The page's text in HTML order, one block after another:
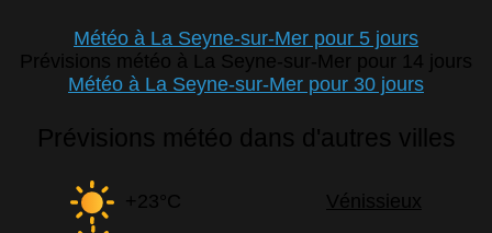
Météo à La Seyne-sur-Mer pour 5 jours
Prévisions météo à La Seyne-sur-Mer pour 14 jours
Météo à La Seyne-sur-Mer pour 30 jours
Prévisions météo dans d'autres villes
+23°C
Vénissieux